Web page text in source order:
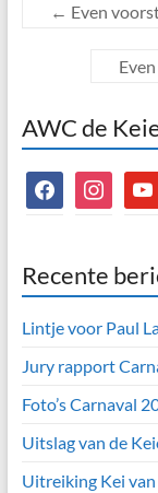
← Even
AWC de
facebookinstagram
Recente
Lintje voor Paul
Jury rapport
Foto’s Carnaval
Uitslag van de
Uitreiking Kei